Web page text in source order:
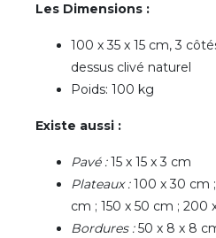
Les Dimensions :
100 x 35 x 15 cm, 3
dessus clivé naturel
Poids: 100 kg
Existe aussi :
Pavé :15 x 15 x 3 cm
Plateaux :100 x 30 cm
cm ; 150 x 50 cm ; 200
Bordures :50 x 8 x 8